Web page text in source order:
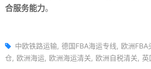
合服务能力。
中欧铁路运输 德国FBA海运专线 欧洲FBA
仓 欧洲海运 欧洲海运清关 欧洲自税清关 英